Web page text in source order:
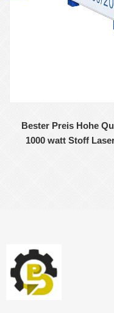
Bester Preis Hohe
1000 watt Stoff